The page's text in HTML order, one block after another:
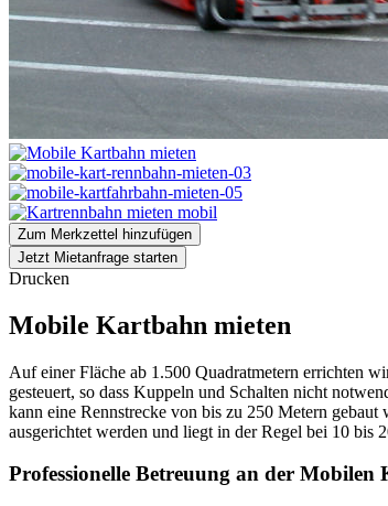
Zum Merkzettel hinzufügen
Jetzt Mietanfrage starten
Drucken
Mobile Kartbahn mieten
Auf einer Fläche ab 1.500 Quadratmetern errichten
gesteuert, so dass Kuppeln und Schalten nicht
kann eine Rennstrecke von bis zu 250 Metern
ausgerichtet werden und liegt in der Regel bei 10 bis
Professionelle Betreuung an der Mobilen